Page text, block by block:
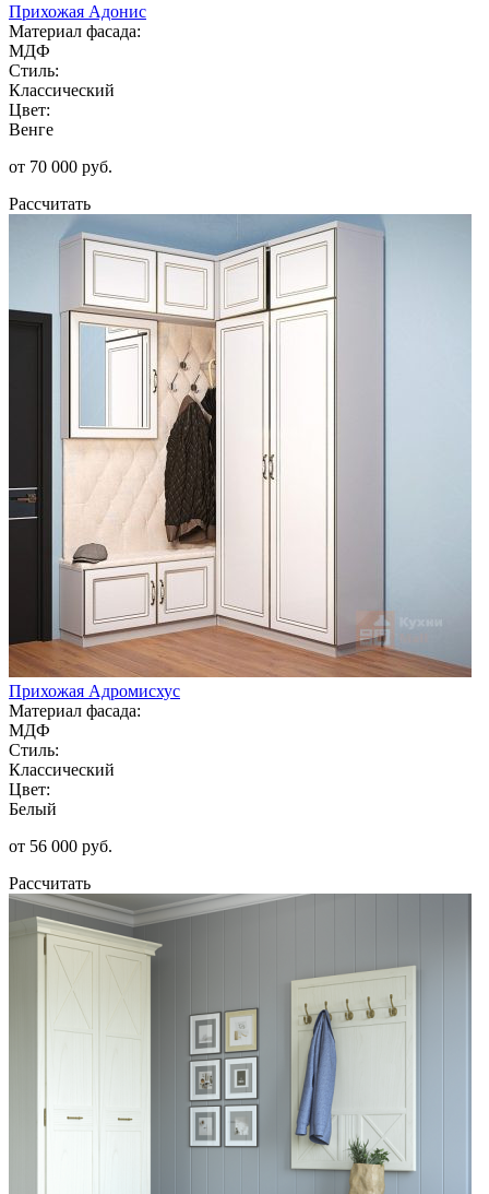
Прихожая Адонис
Материал фасада:
МДФ
Стиль:
Классический
Цвет:
Венге
от 70 000 руб.
Рассчитать
Прихожая Адромисхус
Материал фасада:
МДФ
Стиль:
Классический
Цвет:
Белый
от 56 000 руб.
Рассчитать